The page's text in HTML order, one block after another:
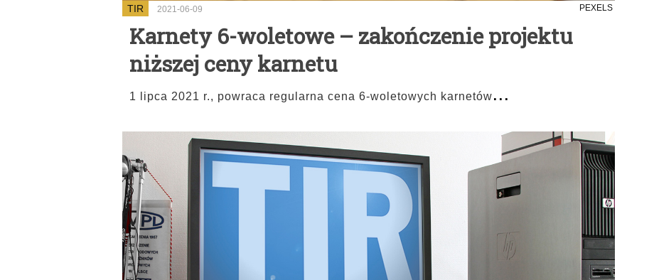
TIR 2021-06-09 PEXELS
Karnety 6-woletowe – zakończenie projektu
niższej ceny karnetu
1 lipca 2021 r., powraca regularna cena 6-woletowych karnetów...